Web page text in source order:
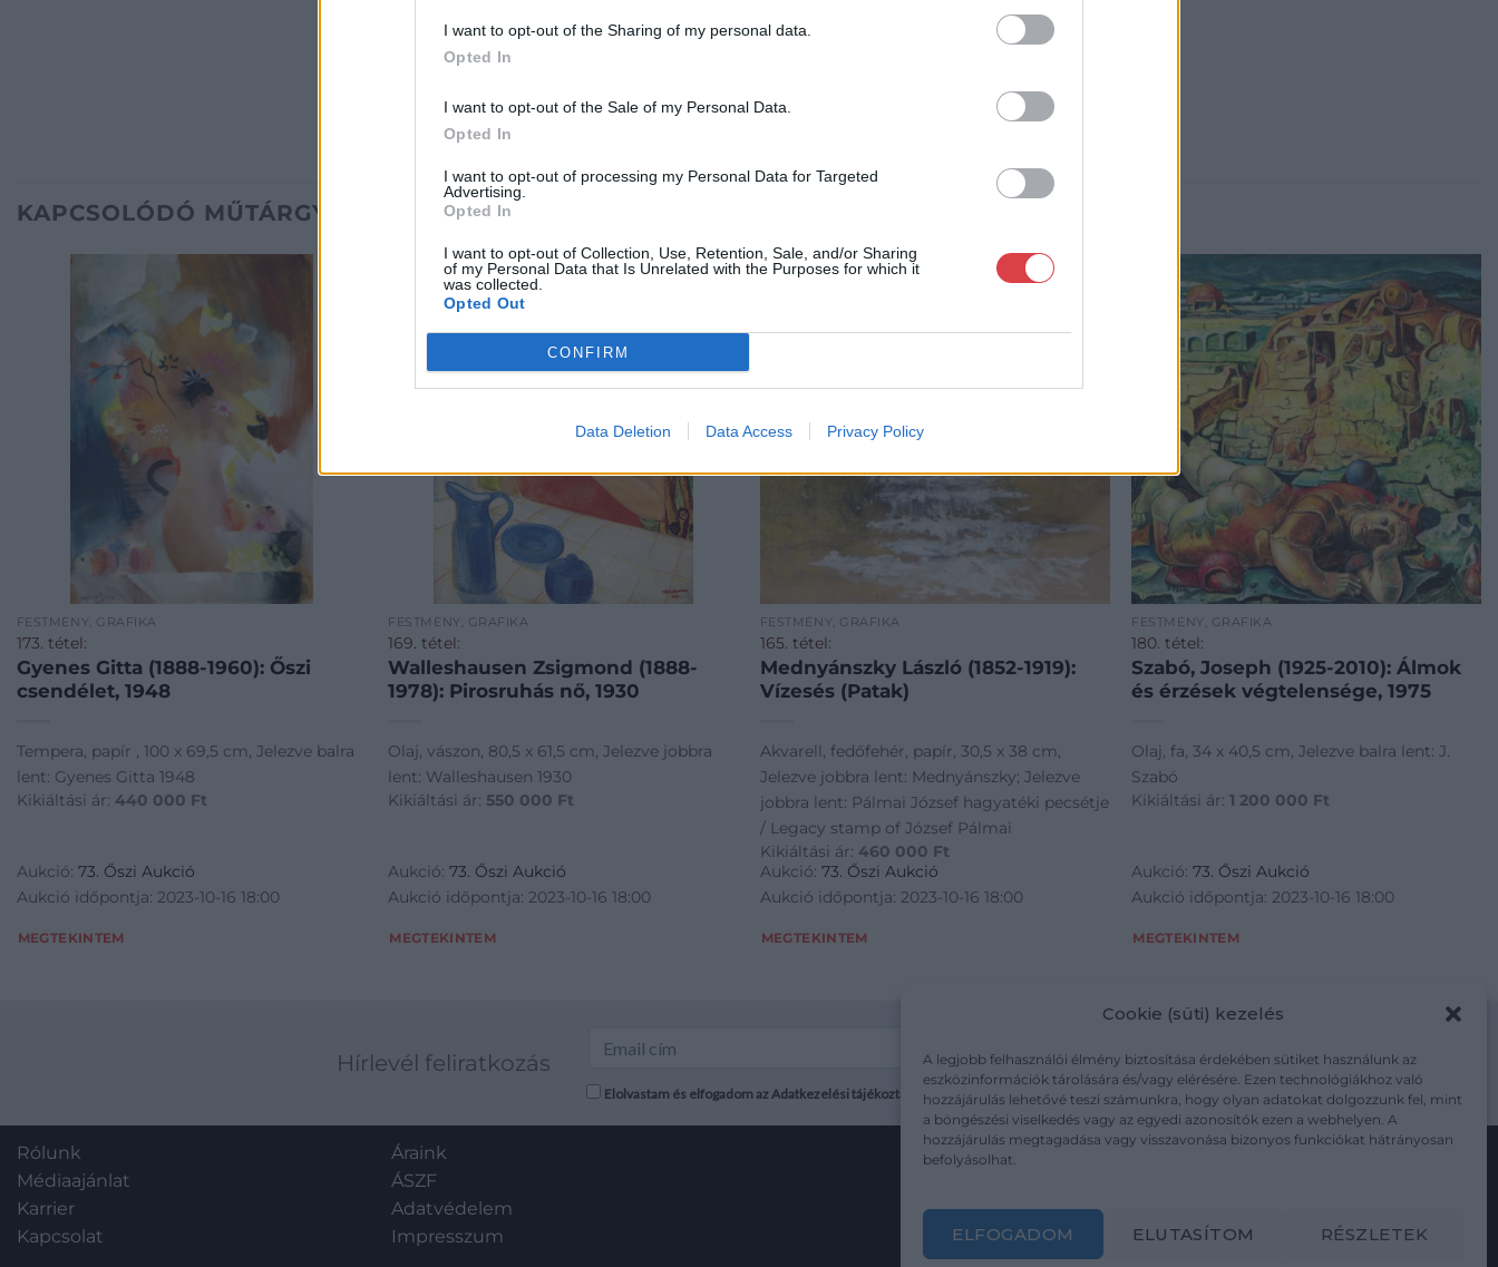
I want to opt-out of the Sharing of my personal data.
Opted In
I want to opt-out of the Sale of my Personal Data.
Opted In
I want to opt-out of processing my Personal Data for Targeted
Advertising.
Opted In
I want to opt-out of Collection, Use, Retention, Sale, and/or Sharing
of my Personal Data that Is Unrelated with the Purposes for which it
was collected.
Opted Out
CONFIRM
Data Deletion Data Access Privacy Policy
Cookie (süti) kezelés
A legjobb felhasználói élmény biztosítása érdekében sütiket használunk az
eszközinformációk tárolására és/vagy elérésére. Ezen technológiákhoz való
hozzájárulás lehetővé teszi számunkra, hogy olyan adatokat dolgozzunk fel, mint
a böngészési viselkedés vagy az egyedi azonosítók ezen a webhelyen. A
hozzájárulás megtagadása vagy visszavonása bizonyos funkciókat hátrányosan
befolyásolhat.
ELFOGADOM ELUTASÍTOM RÉSZLETEK
KAPCSOLÓDÓ MŰTÁRGYAK
FESTMÉNY, GRAFIKA
173. tétel:
Gyenes Gitta (1888-1960): Őszi
csendélet, 1948
Tempera, papír , 100 x 69,5 cm, Jelezve balra
lent: Gyenes Gitta 1948
Kikiáltási ár: 440 000 Ft
Aukció: 73. Őszi Aukció
Aukció időpontja: 2023-10-16 18:00
MEGTEKINTEM
FESTMÉNY, GRAFIKA
169. tétel:
Walleshausen Zsigmond (1888-
1978): Pirosruhás nő, 1930
Olaj, vászon, 80,5 x 61,5 cm, Jelezve jobbra
lent: Walleshausen 1930
Kikiáltási ár: 550 000 Ft
Aukció:73. Őszi Aukció
Aukció időpontja: 2023-10-16 18:00
MEGTEKINTEM
FESTMÉNY, GRAFIKA
165. tétel:
Mednyánszky László (1852-1919):
Vízesés (Patak)
Akvarell, fedőfehér, papír, 30,5 x 38 cm,
Jelezve jobbra lent: Mednyánszky; Jelezve
jobbra lent: Pálmai József hagyatéki pecsétje
/ Legacy stamp of József Pálmai
Kikiáltási ár: 460 000 Ft
Aukció: 73. Őszi Aukció
Aukció időpontja: 2023-10-16 18:00
MEGTEKINTEM
FESTMÉNY, GRAFIKA
180. tétel:
Szabó, Joseph (1925-2010): Álmok
és érzések végtelensége, 1975
Olaj, fa, 34 x 40,5 cm, Jelezve balra lent: J.
Szabó
Kikiáltási ár:1 200 000 Ft
Aukció:73. Őszi Aukció
Aukció időpontja: 2023-10-16 18:00
MEGTEKINTEM
Hírlevél feliratkozás
Elolvastam és elfogadom az Adatkezelési tájékoztatót: mutargy.com/adatkezelesi-tajekoztato/
Rólunk
Médiaajánlat
Karrier
Kapcsolat
Áraink
ÁSZF
Adatvédelem
Impresszum